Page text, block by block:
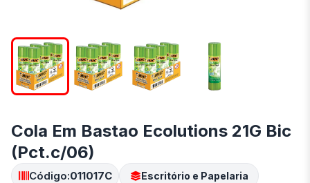
Cola Em Bastao Ecolutions 21G Bic
(Pct.c/06)
Código:011017C Escritório e Papelaria